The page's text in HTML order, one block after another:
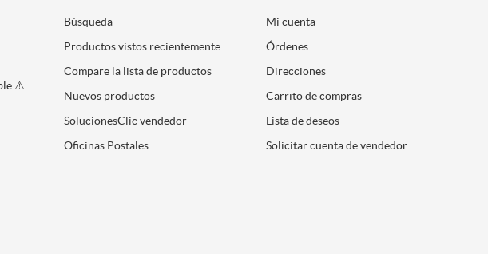
⚠️
Búsqueda
Productos vistos recientemente
Compare la lista de productos
Nuevos productos
SolucionesClic vendedor
Oficinas Postales
Mi cuenta
Órdenes
Direcciones
Carrito de compras
Lista de deseos
Solicitar cuenta de vendedor